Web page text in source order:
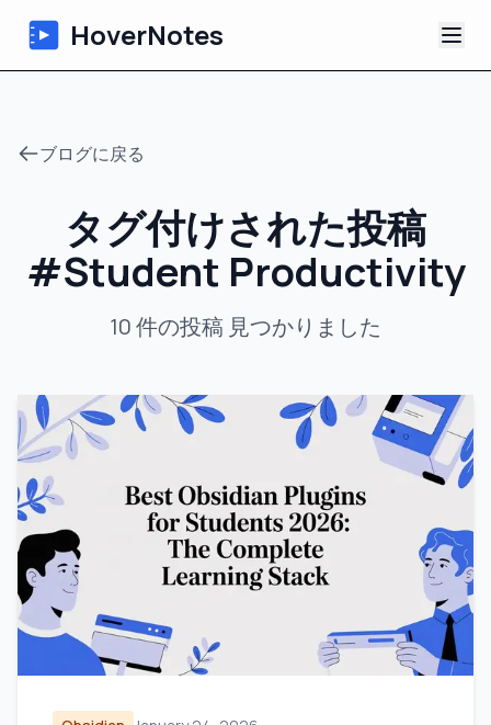
HoverNotes
AI動画ノート
チュートリアル
について
ブログに戻る
タグ付けされた投稿
#Student Productivity
10件の投稿 見つかりました